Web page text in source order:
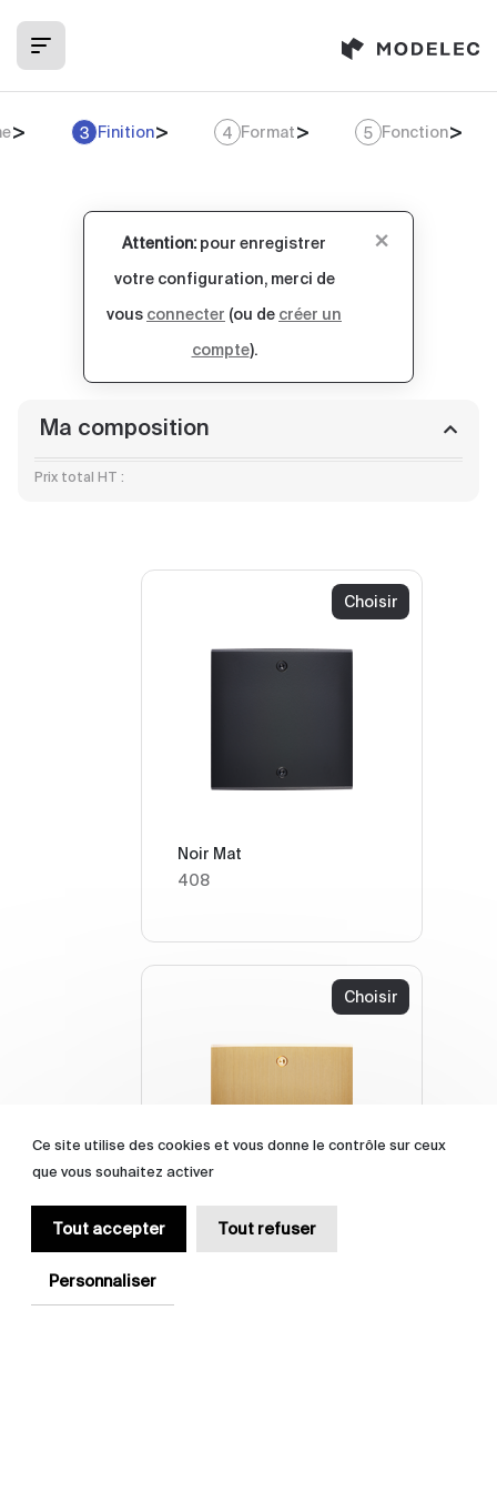
3 Finition 4 Format 5 Fonction
Attention: pour enregistrer
votre configuration, merci de
vous connecter (ou de créer un
compte).
×
Ma composition
Prix total HT :
Noir Mat
408
Choisir
Laiton Brossé
Choisir
Ce site utilise des cookies et vous donne le contrôle sur ceux
que vous souhaitez activer
Tout accepter Tout refuser
Personnaliser